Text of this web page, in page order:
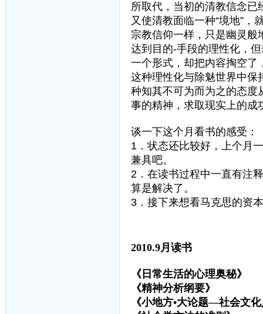
所取代，当初的清教信念已
又使清教面临一种“境地”，
宗教信仰一样，只是幽灵般
达到目的-手段的理性化，
一个形式，却把内容掏空了
这种理性化与除魅世界中保
种知其不可为而为之的态度
事的精神，求取现实上的成
谈一下这个月看书的感受：
1．状态还比较好，上个月
兼具吧。
2．在读书过程中一直有注
算是解决了。
3．接下来想看马克思的资
2010.9月读书
《日常生活的心理奥
《精神分析纲要》
《小地方•大论题—社会文